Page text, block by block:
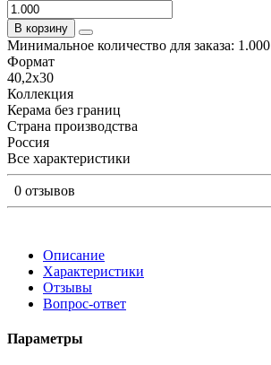
В корзину
Минимальное количество для заказа: 1.000
Формат
40,2x30
Коллекция
Керама без границ
Страна производства
Россия
Все характеристики
0 отзывов
Описание
Характеристики
Отзывы
Вопрос-ответ
Параметры